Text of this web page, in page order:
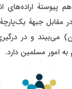
پیوستۀ اراده‌های
مقابل جبهۀ
می‌بیند و در
به امور مسلمین دارد.